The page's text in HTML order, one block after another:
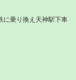
に乗り換え天神駅下車